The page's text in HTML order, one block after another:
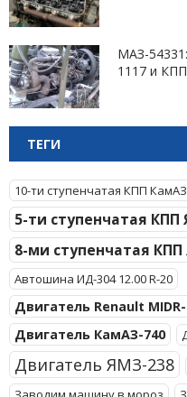
МАЗ-
1117 и
ТЕГИ
10-ти ступенчатая КПП
5-ти ступенчатая КПП
8-ми ступенчатая
Автошина ИД-304 12.00 R-20
Двигатель Renault MIDR-
Двигатель КамАЗ-740
Двигатель ЯМЗ-238